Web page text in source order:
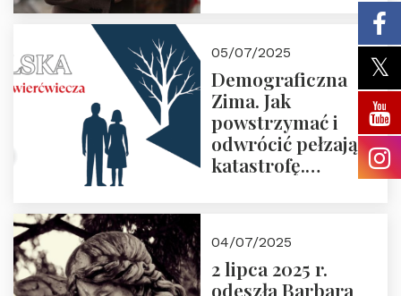
05/07/2025
Demograficzna
Zima. Jak
powstrzymać i
odwrócić pełzającą
katastrofę.
Nowego
Ćwierćwiecza”
04/07/2025
2 lipca 2025 r.
odeszła Barbara